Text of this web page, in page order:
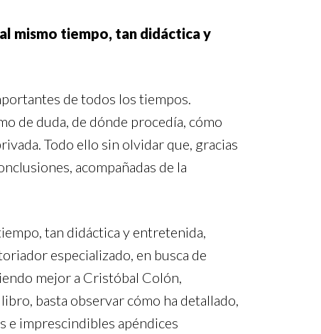
mismo tiempo, tan didáctica y
de todos los tiempos.
de duda, de dónde procedía, cómo
Todo ello sin olvidar que, gracias
acompañadas de la
tan didáctica y entretenida,
especializado, en busca de
mejor a Cristóbal Colón,
basta observar cómo ha detallado,
e imprescindibles apéndices